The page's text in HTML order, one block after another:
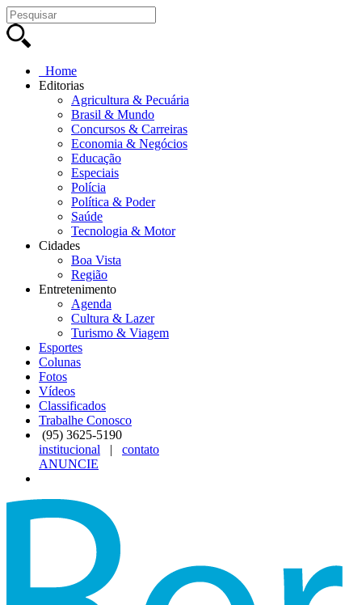
Home
Editorias
Agricultura & Pecuária
Brasil & Mundo
Concursos & Carreiras
Economia & Negócios
Educação
Especiais
Polícia
Política & Poder
Saúde
Tecnologia & Motor
Cidades
Boa Vista
Região
Entretenimento
Agenda
Cultura & Lazer
Turismo & Viagem
Esportes
Colunas
Fotos
Vídeos
Classificados
Trabalhe Conosco
(95) 3625-5190
institucional | contato
ANUNCIE